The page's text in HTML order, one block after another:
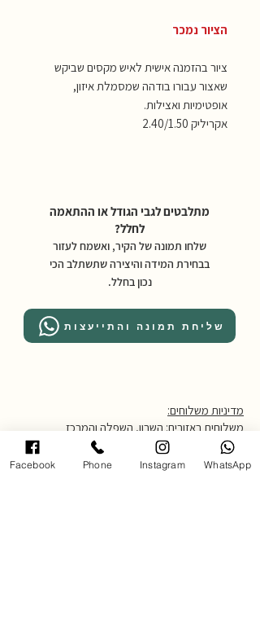
הציור נמכר
ציור בהזמנה אישית לאיש מקסים שביקש
שאצור עבורו בודהה שמסמלת איזון,
אופטימיות ואצילות.
אקריליק 2.40/1.50
מתלבטים לגבי הגודל או ההתאמה
לחלל?
שלחו תמונה של הקיר, ואשמח לעזור
בבחירת המידה והיצירה שתשתלב הכי
נכון בחלל.
שליחת תמונה והתייעצות
מדיניות משלוחים:
משלוחים באזורים: השרון, השפלה והמרכז
*לאזורים מרוחקים יותר יש ליצור קשר.
עלות דמי משלוח: 250 ש״ח
Facebook Phone Instagram WhatsApp